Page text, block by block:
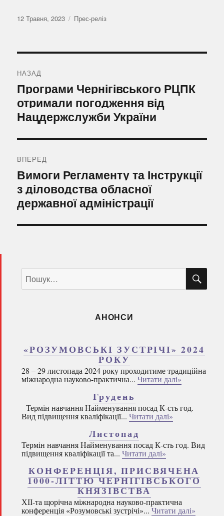
Оприлюднено
12 Травня, 2023 Категорії
Прес-реліз
записів
НАЗАД
Попередній
запис:
Програми Чернігівського РЦПК
отримали погодження від
Нацдержслужби України
ВПЕРЕД
Наступний
запис:
Вимоги Регламенту та Інструкції
з діловодства обласної
державної адміністрації
за
запитом:
АНОНСИ
«РОЗУМОВСЬКІ ЗУСТРІЧІ» 2024
РОКУ
28 – 29 листопада 2024 року проходитиме традиційна
міжнародна науково-практична... Читати далі»
Грудень
Термін навчання Найменування посад К-сть год.
Вид підвищення кваліфікації... Читати далі»
Листопад
Термін навчання Найменування посад К-сть год. Вид
підвищення кваліфікації та... Читати далі»
КОНФЕРЕНЦІЯ, ПРИСВЯЧЕНА
1000-ЛІТТЮ ЧЕРНІГІВСЬКОГО
КНЯЗІВСТВА
ХІІ-та щорічна міжнародна науково-практична
конференція «Розумовські зустрічі»... Читати далі»